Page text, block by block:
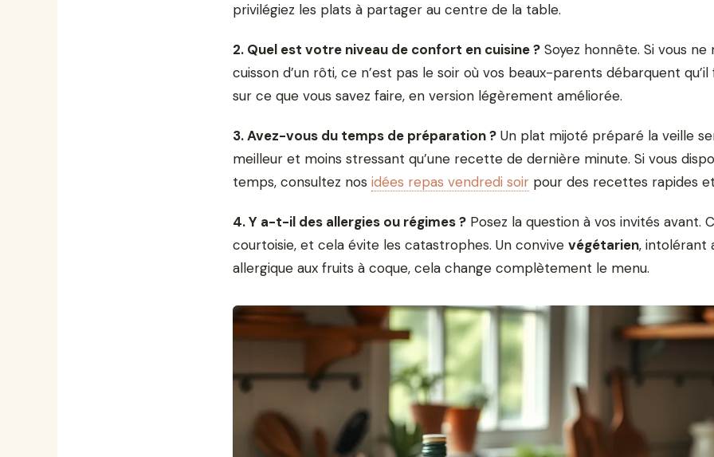
privilégiez les plats à partager au centre de la table.
2. Quel est votre niveau de confort en cuisine ? Soyez honnête. Si vous
cuisson d’un rôti, ce n’est pas le soir où vos beaux-parents débarquent
sur ce que vous savez faire, en version légèrement améliorée.
3. Avez-vous du temps de préparation ? Un plat mijoté préparé la veille
meilleur et moins stressant qu’une recette de dernière minute. Si vous
temps, consultez nos idées repas vendredi soir pour des recettes rapides
4. Y a-t-il des allergies ou régimes ? Posez la question à vos invités avant.
courtoisie, et cela évite les catastrophes. Un convive végétarien, intolérant
allergique aux fruits à coque, cela change complètement le menu.